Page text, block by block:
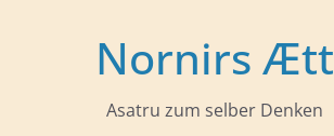
Nornirs Ætt
Asatru zum selber Denken